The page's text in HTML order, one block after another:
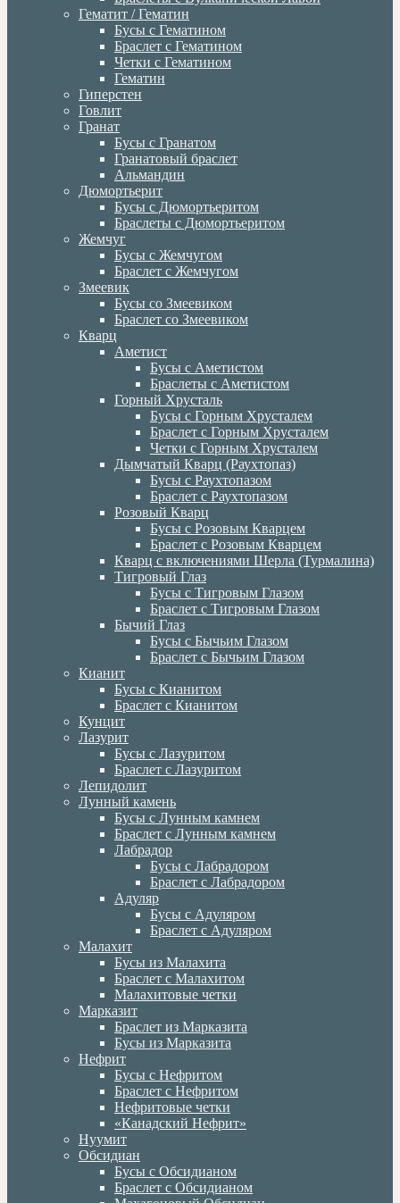
Гематит / Гематин
Бусы с Гематином
Браслет с Гематином
Четки с Гематином
Гематин
Гиперстен
Говлит
Гранат
Бусы с Гранатом
Гранатовый браслет
Альмандин
Дюмортьерит
Бусы с Дюмортьеритом
Браслеты с Дюмортьеритом
Жемчуг
Бусы с Жемчугом
Браслет с Жемчугом
Змеевик
Бусы со Змеевиком
Браслет со Змеевиком
Кварц
Аметист
Бусы с Аметистом
Браслеты с Аметистом
Горный Хрусталь
Бусы с Горным Хрусталем
Браслет с Горным Хрусталем
Четки с Горным Хрусталем
Дымчатый Кварц (Раухтопаз)
Бусы с Раухтопазом
Браслет с Раухтопазом
Розовый Кварц
Бусы с Розовым Кварцем
Браслет с Розовым Кварцем
Кварц с включениями Шерла (Турмалина)
Тигровый Глаз
Бусы с Тигровым Глазом
Браслет с Тигровым Глазом
Бычий Глаз
Бусы с Бычьим Глазом
Браслет с Бычьим Глазом
Кианит
Бусы с Кианитом
Браслет с Кианитом
Кунцит
Лазурит
Бусы с Лазуритом
Браслет с Лазуритом
Лепидолит
Лунный камень
Бусы с Лунным камнем
Браслет с Лунным камнем
Лабрадор
Бусы с Лабрадором
Браслет с Лабрадором
Адуляр
Бусы с Адуляром
Браслет с Адуляром
Малахит
Бусы из Малахита
Браслет с Малахитом
Малахитовые четки
Марказит
Браслет из Марказита
Бусы из Марказита
Нефрит
Бусы с Нефритом
Браслет с Нефритом
Нефритовые четки
«Канадский Нефрит»
Нуумит
Обсидиан
Бусы с Обсидианом
Браслет с Обсидианом